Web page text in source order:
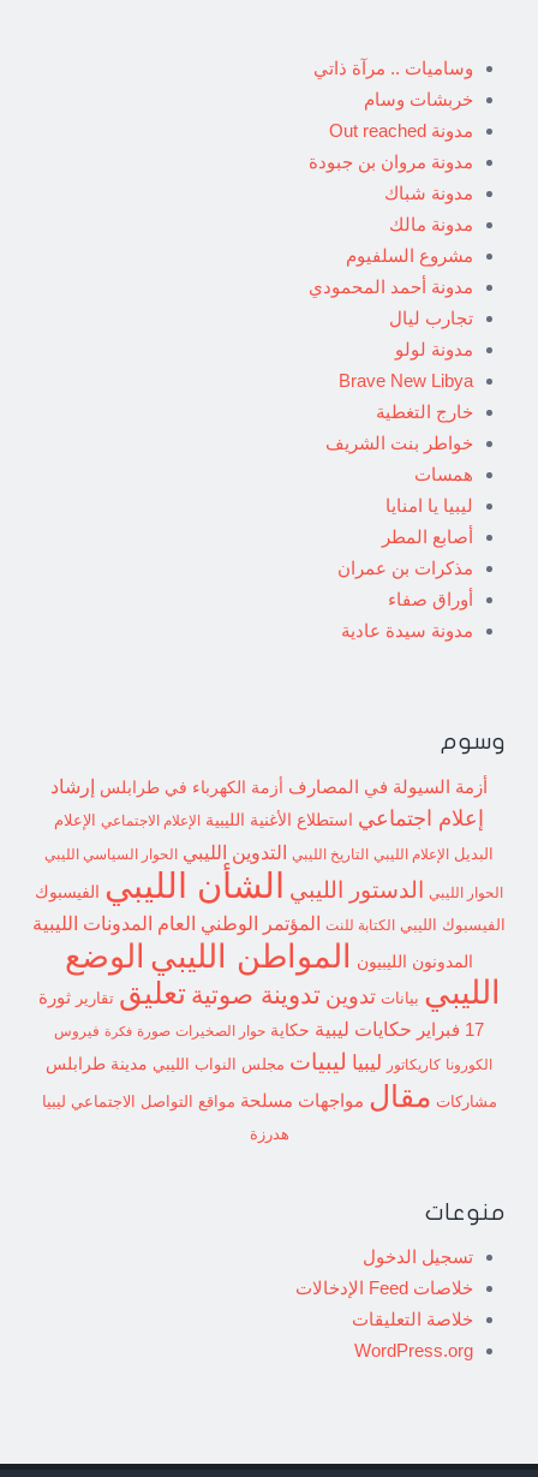
وساميات .. مرآة ذاتي
خربشات وسام
مدونة Out reached
مدونة مروان بن جبودة
مدونة شباك
مدونة مالك
مشروع السلفيوم
مدونة أحمد المحمودي
تجارب ليال
مدونة لولو
Brave New Libya
خارج التغطية
خواطر بنت الشريف
همسات
ليبيا يا امنايا
أصابع المطر
مذكرات بن عمران
أوراق صفاء
مدونة سيدة عادية
وسوم
أزمة السيولة في المصارف أزمة الكهرباء في طرابلس إرشاد
إعلام اجتماعي استطلاع الأغنية الليبية الإعلام الاجتماعي
الإعلام
البديل الإعلام الليبي التاريخ الليبي التدوين الليبي الحوار السياسي الليبي
الحوار الليبي الدستور الليبي الشأن الليبي الفيسبوك
الفيسبوك الليبي الكتابة للنت المؤتمر الوطني العام المدونات الليبية
المدونون الليبيون المواطن الليبي الوضع
الليبي بيانات تدوين تدوينة صوتية تعليق تقارير
ثورة
17 فبراير
حكايات ليبية حكاية حوار الصخيرات صورة فكرة فيروس
الكورونا كاريكاتور ليبيا ليبيات مجلس النواب الليبي مدينة طرابلس
مشاركات مقال مواجهات مسلحة مواقع التواصل الاجتماعي ليبيا
هدرزة
منوعات
تسجيل الدخول
خلاصات Feed الإدخالات
خلاصة التعليقات
WordPress.org